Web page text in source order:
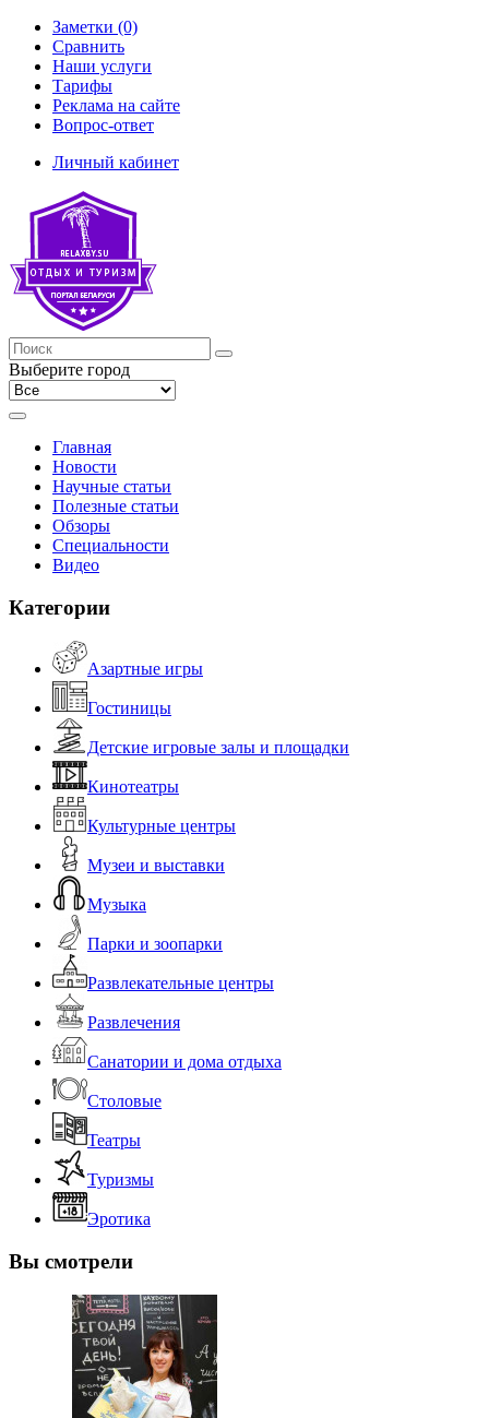
Заметки (0)
Сравнить
Наши услуги
Тарифы
Реклама на сайте
Вопрос-ответ
Личный кабинет
Выберите город
Главная
Новости
Научные статьи
Полезные статьи
Обзоры
Специальности
Видео
Категории
Азартные игры
Гостиницы
Детские игровые залы и площадки
Кинотеатры
Культурные центры
Музеи и выставки
Музыка
Парки и зоопарки
Развлекательные центры
Развлечения
Санатории и дома отдыха
Столовые
Театры
Туризмы
Эротика
Вы смотрели